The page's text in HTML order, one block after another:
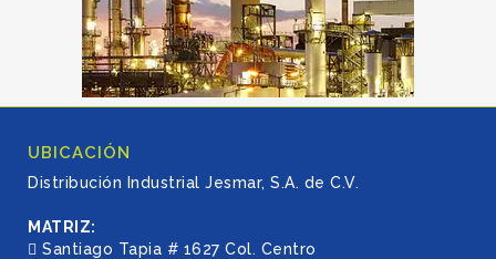
UBICACIÓN
Distribución Industrial Jesmar, S.A. de C.V.
MATRIZ:
Santiago Tapia # 1627 Col. Centro